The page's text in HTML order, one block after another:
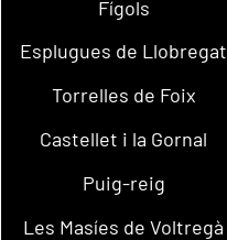
Fígols
Esplugues de Llobregat
Torrelles de Foix
Castellet i la Gornal
Puig-reig
Les Masíes de Voltregà